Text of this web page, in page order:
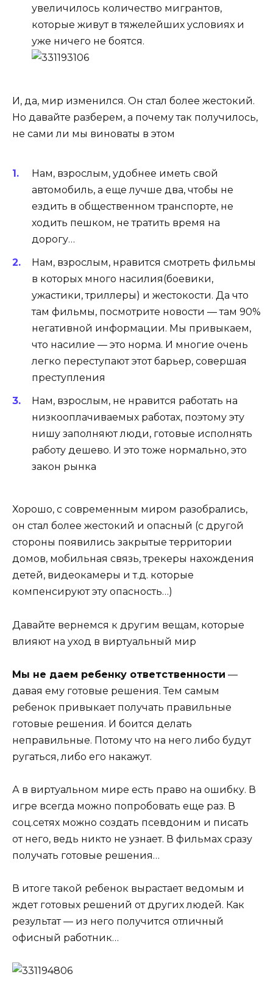
увеличилось количество мигрантов,
которые живут в тяжелейших условиях и
уже ничего не боятся.
И, да, мир изменился. Он стал более жестокий.
Но давайте разберем, а почему так получилось,
не сами ли мы виноваты в этом
Нам, взрослым, удобнее иметь свой
автомобиль, а еще лучше два, чтобы не
ездить в общественном транспорте, не
ходить пешком, не тратить время на
дорогу…
Нам, взрослым, нравится смотреть фильмы
в которых много насилия(боевики,
ужастики, триллеры) и жестокости. Да что
там фильмы, посмотрите новости — там 90%
негативной информации. Мы привыкаем,
что насилие — это норма. И многие очень
легко переступают этот барьер, совершая
преступления
Нам, взрослым, не нравится работать на
низкооплачиваемых работах, поэтому эту
нишу заполняют люди, готовые исполнять
работу дешево. И это тоже нормально, это
закон рынка
Хорошо, с современным миром разобрались,
он стал более жестокий и опасный (с другой
стороны появились закрытые территории
домов, мобильная связь, трекеры нахождения
детей, видеокамеры и т.д. которые
компенсируют эту опасность…)
Давайте вернемся к другим вещам, которые
влияют на уход в виртуальный мир
Мы не даем ребенку ответственности —
давая ему готовые решения. Тем самым
ребенок привыкает получать правильные
готовые решения. И боится делать
неправильные. Потому что на него либо будут
ругаться, либо его накажут.
А в виртуальном мире есть право на ошибку. В
игре всегда можно попробовать еще раз. В
соц.сетях можно создать псевдоним и писать
от него, ведь никто не узнает. В фильмах сразу
получать готовые решения…
В итоге такой ребенок вырастает ведомым и
ждет готовых решений от других людей. Как
результат — из него получится отличный
офисный работник…